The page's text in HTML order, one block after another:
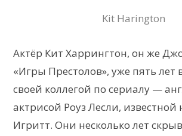
Kit Harington
Актёр Кит Харрингтон, он же
«Игры Престолов», уже пять лет
своей коллегой по сериалу —
актрисой Роуз Лесли,
Игритт. Они несколько лет